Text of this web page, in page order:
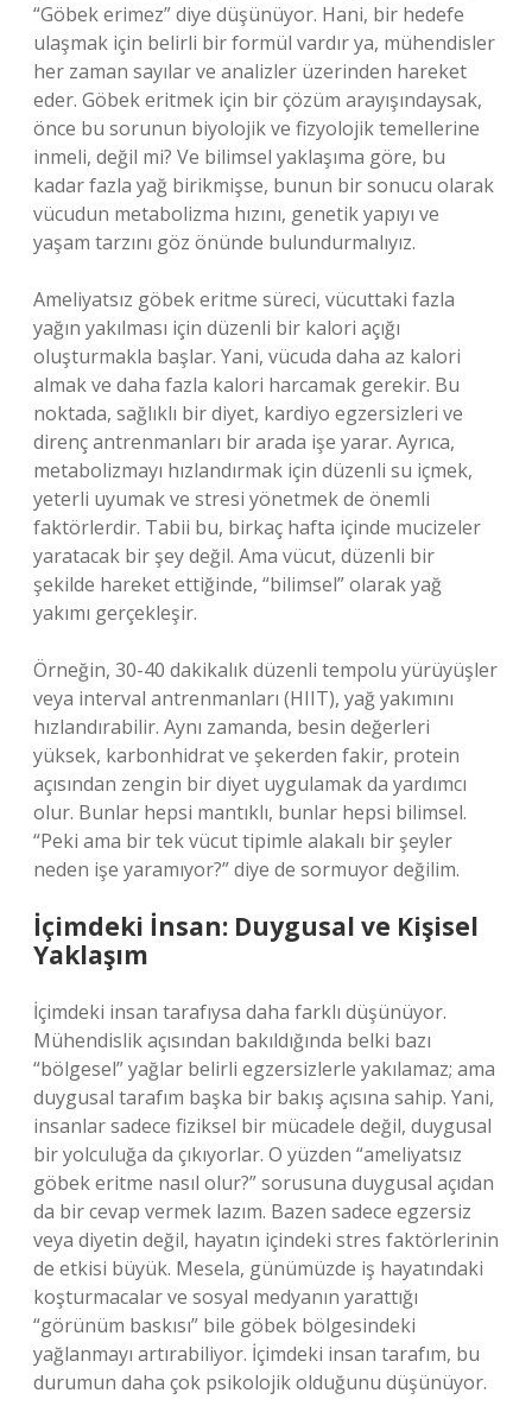
“Göbek erimez” diye düşünüyor. Hani, bir hedefe
ulaşmak için belirli bir formül vardır ya, mühendisler
her zaman sayılar ve analizler üzerinden hareket
eder. Göbek eritmek için bir çözüm arayışındaysak,
önce bu sorunun biyolojik ve fizyolojik temellerine
inmeli, değil mi? Ve bilimsel yaklaşıma göre, bu
kadar fazla yağ birikmişse, bunun bir sonucu olarak
vücudun metabolizma hızını, genetik yapıyı ve
yaşam tarzını göz önünde bulundurmalıyız.
Ameliyatsız göbek eritme süreci, vücuttaki fazla
yağın yakılması için düzenli bir kalori açığı
oluşturmakla başlar. Yani, vücuda daha az kalori
almak ve daha fazla kalori harcamak gerekir. Bu
noktada, sağlıklı bir diyet, kardiyo egzersizleri ve
direnç antrenmanları bir arada işe yarar. Ayrıca,
metabolizmayı hızlandırmak için düzenli su içmek,
yeterli uyumak ve stresi yönetmek de önemli
faktörlerdir. Tabii bu, birkaç hafta içinde mucizeler
yaratacak bir şey değil. Ama vücut, düzenli bir
şekilde hareket ettiğinde, “bilimsel” olarak yağ
yakımı gerçekleşir.
Örneğin, 30-40 dakikalık düzenli tempolu yürüyüşler
veya interval antrenmanları (HIIT), yağ yakımını
hızlandırabilir. Aynı zamanda, besin değerleri
yüksek, karbonhidrat ve şekerden fakir, protein
açısından zengin bir diyet uygulamak da yardımcı
olur. Bunlar hepsi mantıklı, bunlar hepsi bilimsel.
“Peki ama bir tek vücut tipimle alakalı bir şeyler
neden işe yaramıyor?” diye de sormuyor değilim.
İçimdeki İnsan: Duygusal ve Kişisel
Yaklaşım
İçimdeki insan tarafıysa daha farklı düşünüyor.
Mühendislik açısından bakıldığında belki bazı
“bölgesel” yağlar belirli egzersizlerle yakılamaz; ama
duygusal tarafım başka bir bakış açısına sahip. Yani,
insanlar sadece fiziksel bir mücadele değil, duygusal
bir yolculuğa da çıkıyorlar. O yüzden “ameliyatsız
göbek eritme nasıl olur?” sorusuna duygusal açıdan
da bir cevap vermek lazım. Bazen sadece egzersiz
veya diyetin değil, hayatın içindeki stres faktörlerinin
de etkisi büyük. Mesela, günümüzde iş hayatındaki
koşturmacalar ve sosyal medyanın yarattığı
“görünüm baskısı” bile göbek bölgesindeki
yağlanmayı artırabiliyor. İçimdeki insan tarafım, bu
durumun daha çok psikolojik olduğunu düşünüyor.